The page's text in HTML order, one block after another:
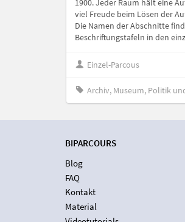
1900. Jeder Raum hält eine
viel Freude beim Lösen der
Die Namen der Abschnitte
Beschriftungstafeln in den
Einzel-Parcous
Archiv, Museum, Politik
BIPARCOURS
Blog
FAQ
Kontakt
Material